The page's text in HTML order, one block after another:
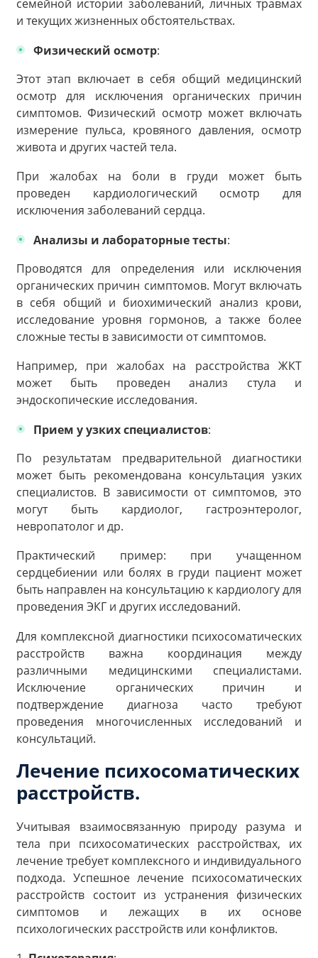
семейной истории заболеваний, личных травмах
и текущих жизненных обстоятельствах.
Физический осмотр:
Этот этап включает в себя общий медицинский
осмотр для исключения органических причин
симптомов. Физический осмотр может включать
измерение пульса, кровяного давления, осмотр
живота и других частей тела.
При жалобах на боли в груди может быть
проведен кардиологический осмотр для
исключения заболеваний сердца.
Анализы и лабораторные тесты:
Проводятся для определения или исключения
органических причин симптомов. Могут включать
в себя общий и биохимический анализ крови,
исследование уровня гормонов, а также более
сложные тесты в зависимости от симптомов.
Например, при жалобах на расстройства ЖКТ
может быть проведен анализ стула и
эндоскопические исследования.
Прием у узких специалистов:
По результатам предварительной диагностики
может быть рекомендована консультация узких
специалистов. В зависимости от симптомов, это
могут быть кардиолог, гастроэнтеролог,
невропатолог и др.
Практический пример: при учащенном
сердцебиении или болях в груди пациент может
быть направлен на консультацию к кардиологу для
проведения ЭКГ и других исследований.
Для комплексной диагностики психосоматических
расстройств важна координация между
различными медицинскими специалистами.
Исключение органических причин и
подтверждение диагноза часто требуют
проведения многочисленных исследований и
консультаций.
Лечение психосоматических
расстройств.
Учитывая взаимосвязанную природу разума и
тела при психосоматических расстройствах, их
лечение требует комплексного и индивидуального
подхода. Успешное лечение психосоматических
расстройств состоит из устранения физических
симптомов и лежащих в их основе
психологических расстройств или конфликтов.